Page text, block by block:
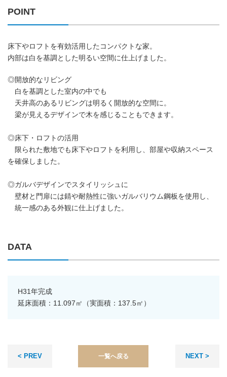
POINT
床下やロフトを有効活用したコンパクトな家。
内部は白を基調とした明るい空間に仕上げました。
◎開放的なリビング
白を基調とした室内の中でも
天井高のあるリビングは明るく開放的な空間に。
梁が見えるデザインで木を感じることもできます。
◎床下・ロフトの活用
限られた敷地でも床下やロフトを利用し、部屋や収納スペース
を確保しました。
◎ガルバデザインでスタイリッシュに
壁材と門扉には錆や耐熱性に強いガルバリウム鋼板を使用し、
統一感のある外観に仕上げました。
DATA
H31年完成
延床面積：11.097㎡（実面積：137.5㎡）
< PREV 一覧へ戻る NEXT >